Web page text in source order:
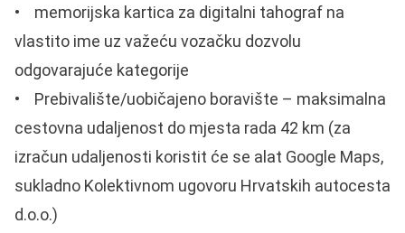
• memorijska kartica za digitalni tahograf na
vlastito ime uz važeću vozačku dozvolu
odgovarajuće kategorije
• Prebivalište/uobičajeno boravište – maksimalna
cestovna udaljenost do mjesta rada 42 km (za
izračun udaljenosti koristit će se alat Google Maps,
sukladno Kolektivnom ugovoru Hrvatskih autocesta
d.o.o.)